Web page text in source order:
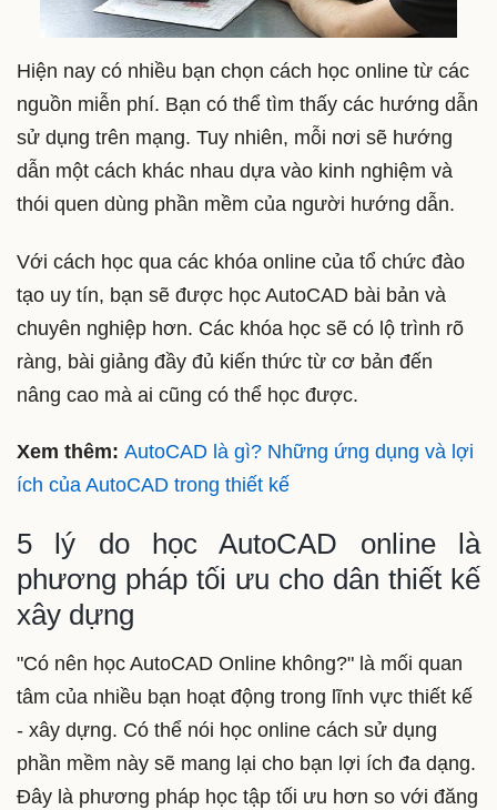
Hiện nay có nhiều bạn chọn cách học online từ các
nguồn miễn phí. Bạn có thể tìm thấy các hướng dẫn
sử dụng trên mạng. Tuy nhiên, mỗi nơi sẽ hướng
dẫn một cách khác nhau dựa vào kinh nghiệm và
thói quen dùng phần mềm của người hướng dẫn.
Với cách học qua các khóa online của tổ chức đào
tạo uy tín, bạn sẽ được học AutoCAD bài bản và
chuyên nghiệp hơn. Các khóa học sẽ có lộ trình rõ
ràng, bài giảng đầy đủ kiến thức từ cơ bản đến
nâng cao mà ai cũng có thể học được.
Xem thêm: AutoCAD là gì? Những ứng dụng và lợi
ích của AutoCAD trong thiết kế
5 lý do học AutoCAD online là
phương pháp tối ưu cho dân thiết kế
xây dựng
"Có nên học AutoCAD Online không?" là mối quan
tâm của nhiều bạn hoạt động trong lĩnh vực thiết kế
- xây dựng. Có thể nói học online cách sử dụng
phần mềm này sẽ mang lại cho bạn lợi ích đa dạng.
Đây là phương pháp học tập tối ưu hơn so với đăng